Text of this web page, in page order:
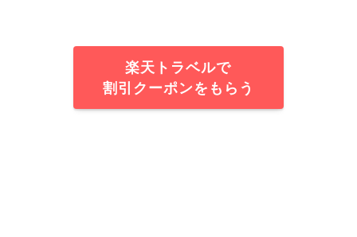
楽天トラベルで
割引クーポンをもらう